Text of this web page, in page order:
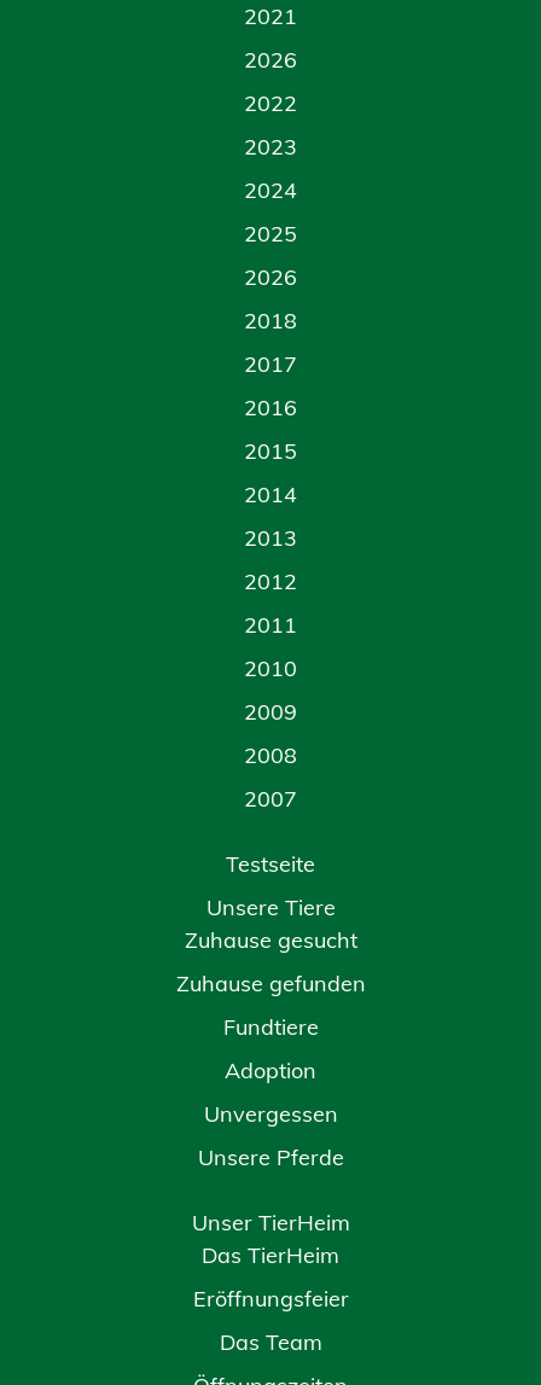
2021
2026
2022
2023
2024
2025
2026
2018
2017
2016
2015
2014
2013
2012
2011
2010
2009
2008
2007
Testseite
Unsere Tiere
Zuhause gesucht
Zuhause gefunden
Fundtiere
Adoption
Unvergessen
Unsere Pferde
Unser TierHeim
Das TierHeim
Eröffnungsfeier
Das Team